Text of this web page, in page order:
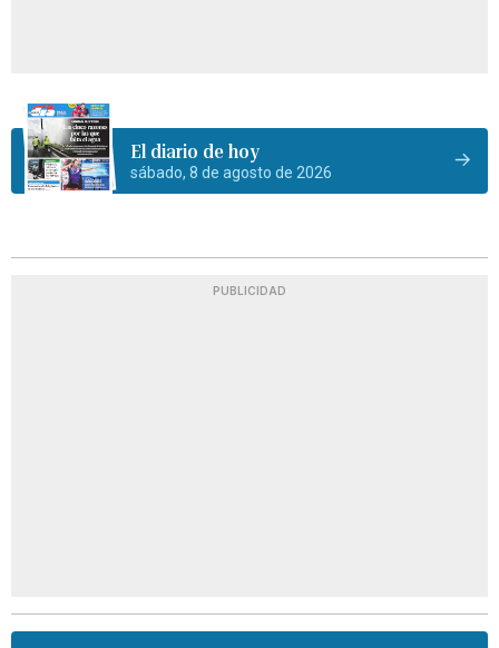
El diario de hoy
sábado, 8 de agosto de 2026
PUBLICIDAD